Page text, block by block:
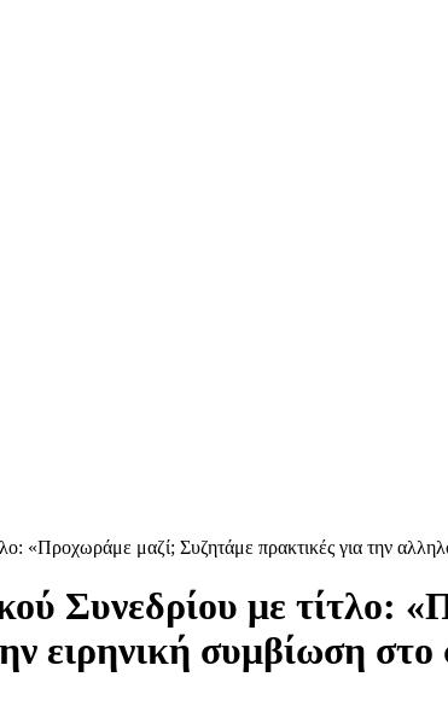
«Προχωράμε μαζί; Συζητάμε πρακτικές για την
Συνεδρίου με τίτλο:
ειρηνική συμβίωση στο